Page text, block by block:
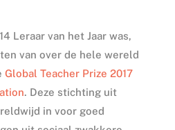
Leraar van het Jaar was,
van over de hele wereld
Global Teacher Prize 2017
. Deze stichting uit
in voor goed